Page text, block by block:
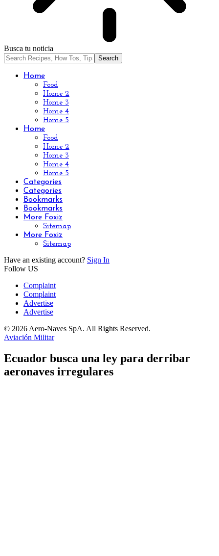
Busca tu noticia
Home
Food
Home 2
Home 3
Home 4
Home 5
Home
Food
Home 2
Home 3
Home 4
Home 5
Categories
Categories
Bookmarks
Bookmarks
More Foxiz
Sitemap
More Foxiz
Sitemap
Have an existing account? Sign In
Follow US
Complaint
Complaint
Advertise
Advertise
© 2026 Aero-Naves SpA. All Rights Reserved.
Aviación Militar
Ecuador busca una ley para derribar
aeronaves irregulares